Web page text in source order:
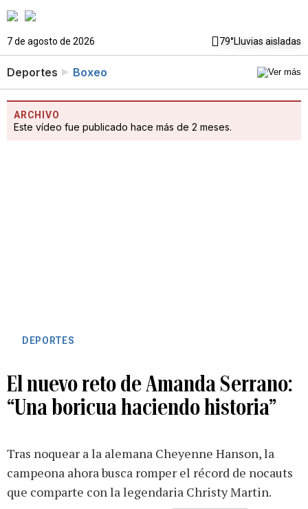
7 de agosto de 2026 79°Lluvias aisladas
Deportes Boxeo
ARCHIVO
Este vídeo fue publicado hace más de 2 meses.
DEPORTES
El nuevo reto de Amanda Serrano:
“Una boricua haciendo historia”
Tras noquear a la alemana Cheyenne Hanson, la
campeona ahora busca romper el récord de nocauts
que comparte con la legendaria Christy Martin.